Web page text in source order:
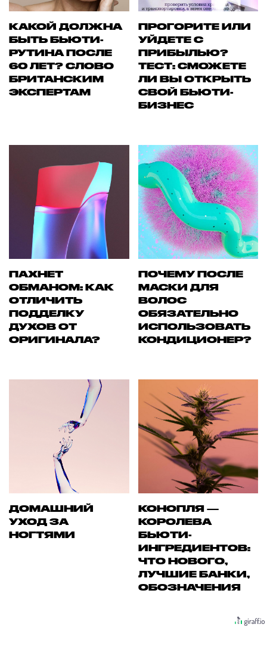
КАКОЙ ДОЛЖНА
БЫТЬ БЬЮТИ-
РУТИНА ПОСЛЕ
60 ЛЕТ? СЛОВО
БРИТАНСКИМ
ЭКСПЕРТАМ
ПРОГОРИТЕ ИЛИ
УЙДЕТЕ С
ПРИБЫЛЬЮ?
ТЕСТ: СМОЖЕТЕ
ЛИ ВЫ ОТКРЫТЬ
СВОЙ БЬЮТИ-
БИЗНЕС
ПАХНЕТ
ОБМАНОМ: КАК
ОТЛИЧИТЬ
ПОДДЕЛКУ
ДУХОВ ОТ
ОРИГИНАЛА?
ПОЧЕМУ ПОСЛЕ
МАСКИ ДЛЯ
ВОЛОС
ОБЯЗАТЕЛЬНО
ИСПОЛЬЗОВАТЬ
КОНДИЦИОНЕР?
ДОМАШНИЙ
УХОД ЗА
НОГТЯМИ
КОНОПЛЯ —
КОРОЛЕВА
БЬЮТИ-
ИНГРЕДИЕНТОВ:
ЧТО НОВОГО,
ЛУЧШИЕ БАНКИ,
ОБОЗНАЧЕНИЯ